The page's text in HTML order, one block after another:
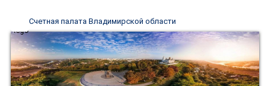
Счетная палата Владимирской области